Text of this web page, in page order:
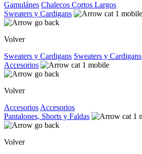
Gamulánes Chalecos Cortos Largos
Sweaters y Cardigans
Volver
Sweaters y Cardigans Sweaters y Cardigans
Accesorios
Volver
Accesorios Accesorios
Pantalones, Shorts y Faldas
Volver